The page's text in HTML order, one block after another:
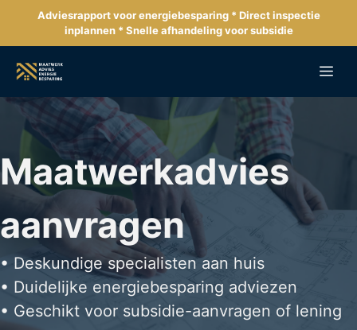
de
inhoud
Adviesrapport voor energiebesparing * Direct inspectie
inplannen * Snelle afhandeling voor subsidie
Maatwerkadvies
aanvragen
• Deskundige specialisten aan huis
• Duidelijke energiebesparing adviezen
• Geschikt voor subsidie-aanvragen of lening